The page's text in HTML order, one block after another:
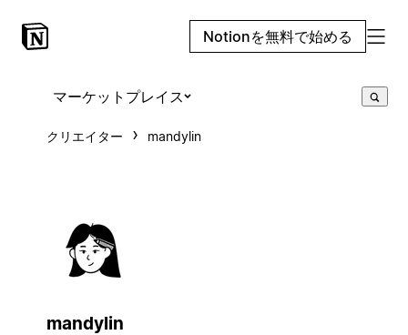
Notionを無料で始める
マーケットプレイス
クリエイター mandylin
mandylin